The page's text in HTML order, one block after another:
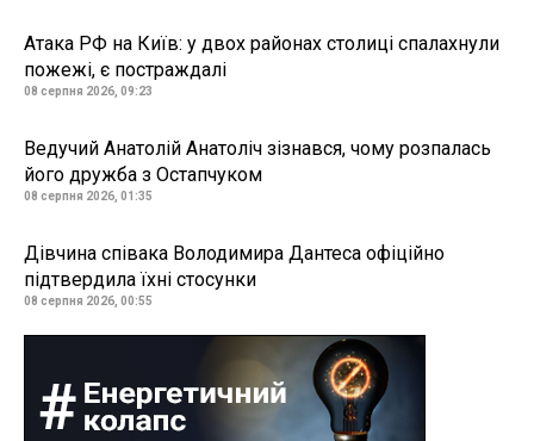
Атака РФ на Київ: у двох районах столиці спалахнули
пожежі, є постраждалі
08 серпня 2026, 09:23
Ведучий Анатолій Анатоліч зізнався, чому розпалась
його дружба з Остапчуком
08 серпня 2026, 01:35
Дівчина співака Володимира Дантеса офіційно
підтвердила їхні стосунки
08 серпня 2026, 00:55